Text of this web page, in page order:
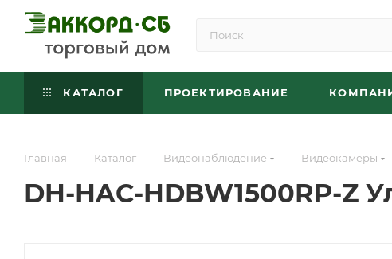
КАТАЛОГ ПРОЕКТИРОВАНИЕ
Главная — Каталог — Видеонаблюдение — Видеокамеры
DH-HAC-HDBW1500RP-Z